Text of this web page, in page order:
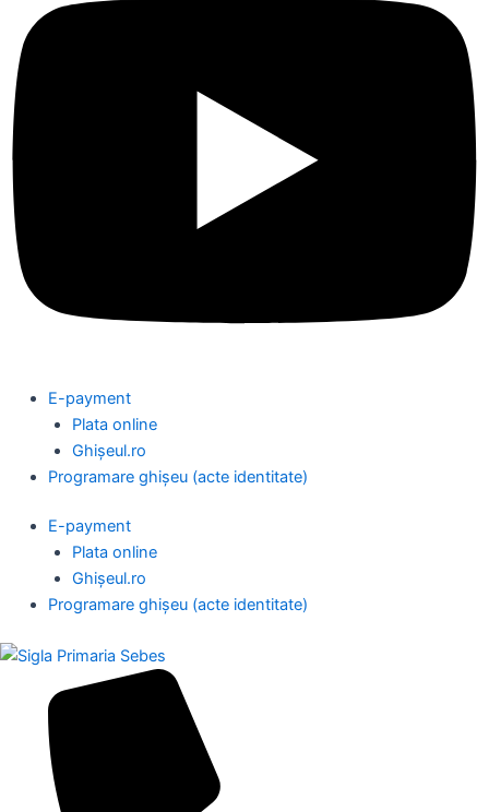
E-payment
Plata online
Ghișeul.ro
Programare ghișeu (acte identitate)
E-payment
Plata online
Ghișeul.ro
Programare ghișeu (acte identitate)